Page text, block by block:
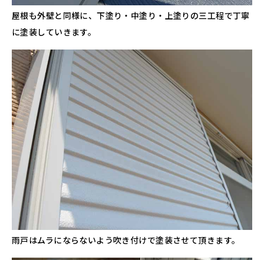
屋根も外壁と同様に、下塗り・中塗り・上塗りの三工程で丁寧
に塗装していきます。
雨戸はムラにならないよう吹き付けで塗装させて頂きます。